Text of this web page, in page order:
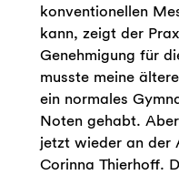
konventionellen
kann, zeigt der
Genehmigung für
musste meine
ein normales
Noten gehabt.
jetzt wieder an der
Corinna Thierhoff.